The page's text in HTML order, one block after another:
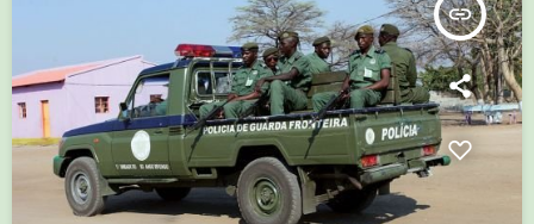
insert_link